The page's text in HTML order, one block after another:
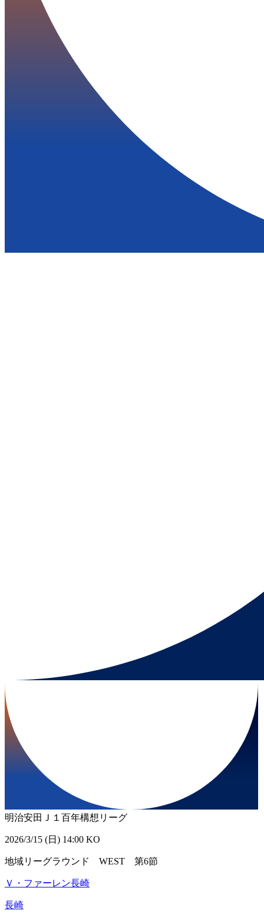
明治安田Ｊ１百年構想リーグ
2026/3/15 (日) 14:00 KO
地域リーグラウンド WEST 第6節
Ｖ・ファーレン長崎
長崎